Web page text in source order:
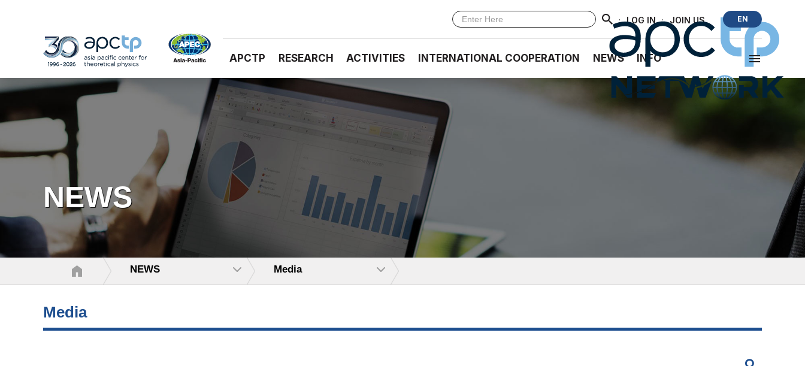
· LOG IN · JOIN US EN
APCTP RESEARCH ACTIVITIES INTERNATIONAL COOPERATION NEWS INFO
NEWS
NEWS Media
Media